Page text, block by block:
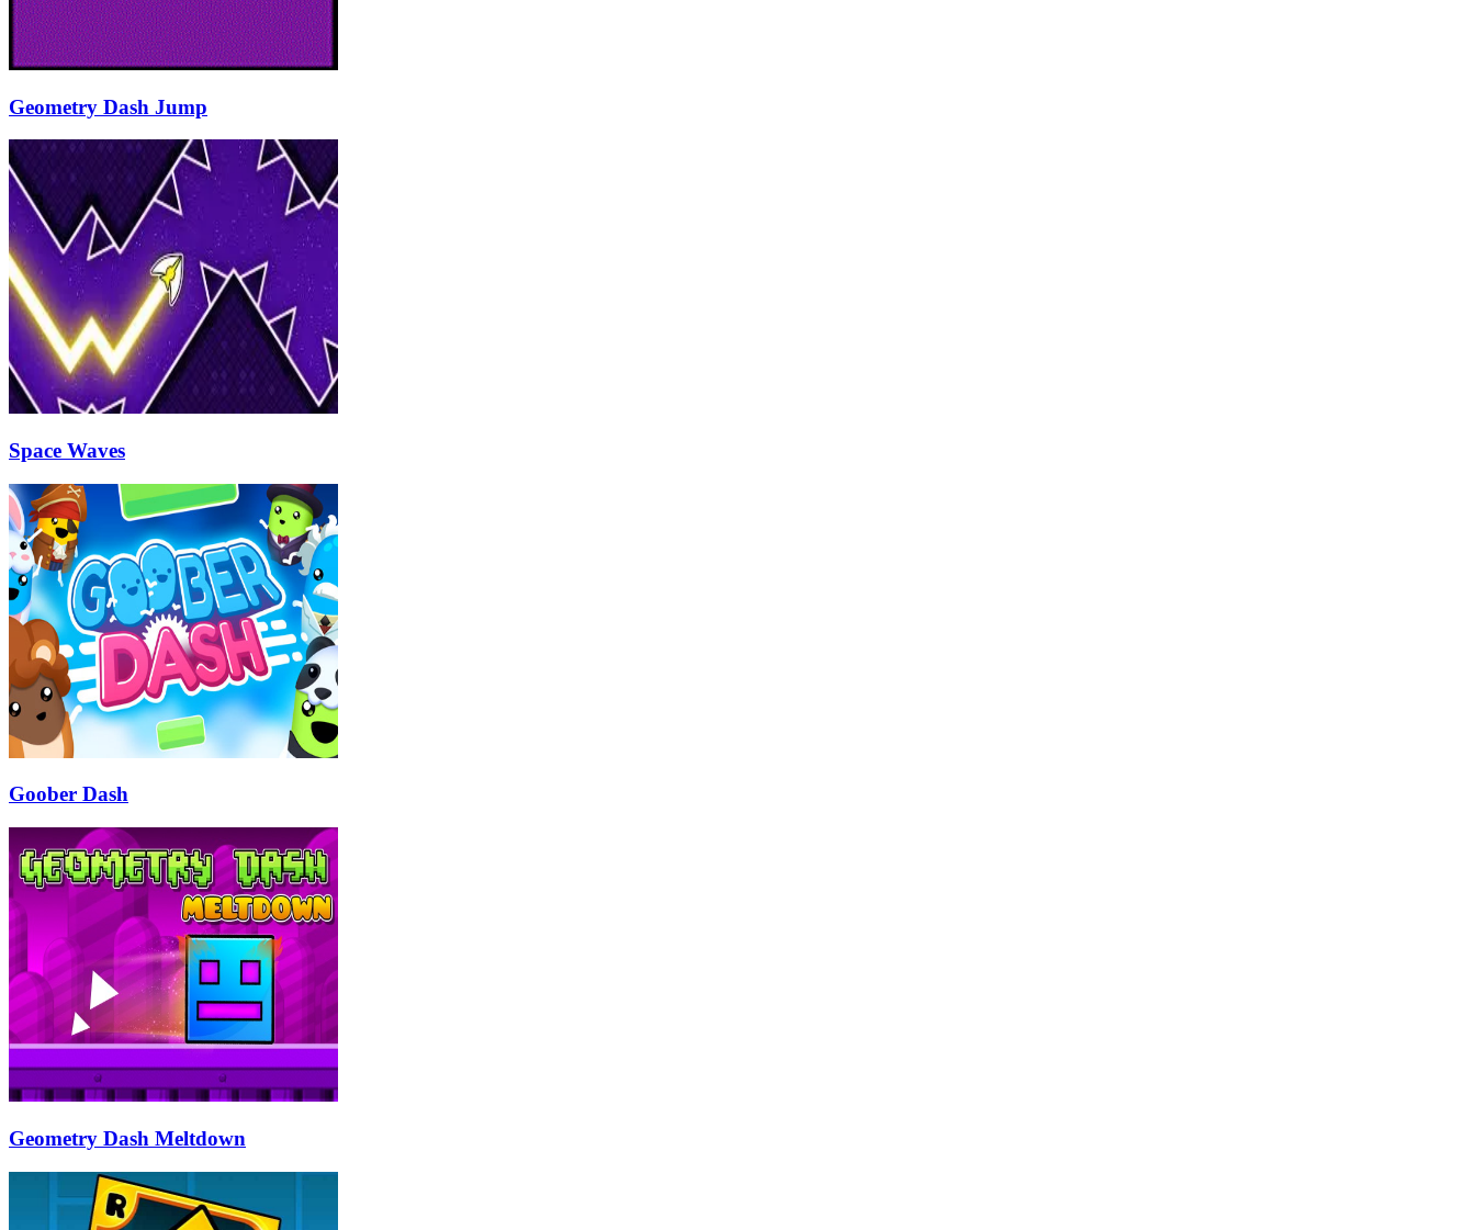
Geometry Dash Jump
Space Waves
Goober Dash
Geometry Dash Meltdown